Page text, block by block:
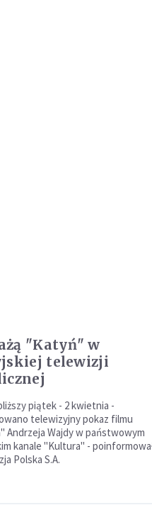
"Katyń" w
telewizji
piątek - 2 kwietnia -
telewizyjny pokaz filmu
Andrzeja Wajdy w państwowym
kanale "Kultura" -
Polska S.A.